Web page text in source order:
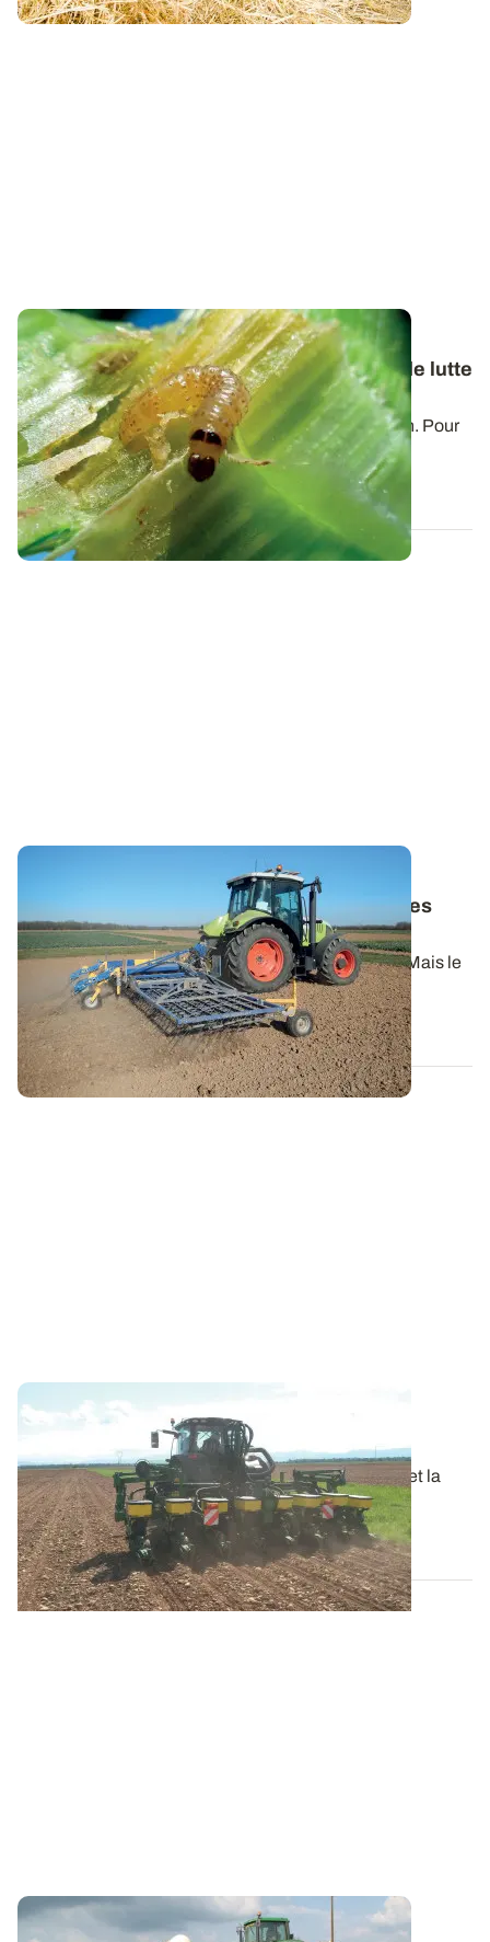
LORRAINE
Vols des pyrales en maïs : quels moyens de lutte
prévoir ?
Les vols de pyrales se sont généralisés sur la région. Pour
chaque parcelle, le choix de...
23 JUIN 2026
Désherbage du maïs : les conditions sèches
changent-elles la donne ?
Les semis de maïs sont bien entamés en Lorraine. Mais le
sec s’est installé et les...
21 AVR. 2026
Maïs : attention aux semis trop précoces
Les semis des espèces de printemps s’enchaînent et la
tentation de débuter les semis de...
16 AVR. 2026